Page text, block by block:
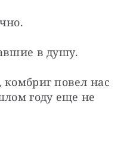
в душу.
повел нас
году еще не